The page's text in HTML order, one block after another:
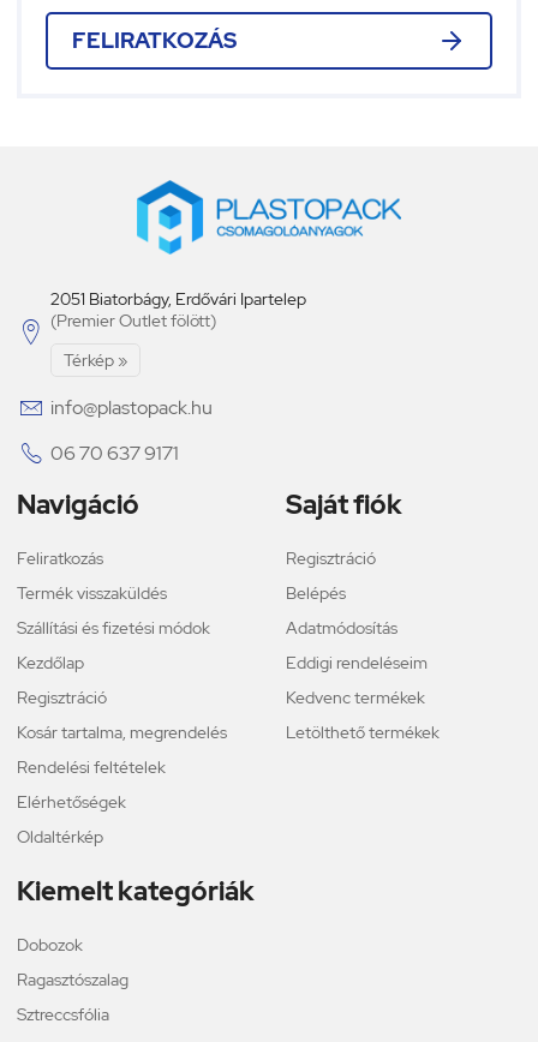
FELIRATKOZÁS

2051 Biatorbágy, Erdővári Ipartelep
(Premier Outlet fölött)
Térkép »
 info@plastopack.hu
 06 70 637 9171
Navigáció
Feliratkozás
Termék visszaküldés
Szállítási és fizetési módok
Kezdőlap
Regisztráció
Kosár tartalma, megrendelés
Rendelési feltételek
Elérhetőségek
Oldaltérkép
Saját fiók
Regisztráció
Belépés
Adatmódosítás
Eddigi rendeléseim
Kedvenc termékek
Letölthető termékek
Kiemelt kategóriák
Dobozok
Ragasztószalag
Sztreccsfólia